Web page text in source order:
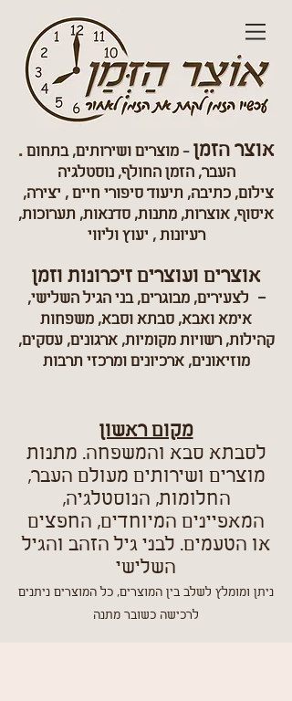
. אוצר הזמן - מוצרים ושירותים, בתחום
העבר, הזמן החולף, נוסטלגיה
צילום, כתיבה, תיעוד סיפורי חיים , יצירה,
איסוף, אוצרות, מתנות, סדנאות, תערוכות,
רעיונות , יעוץ וליווי
אוצרים ועוצרים זיכרונות וזמן
-
לצעירים, מבוגרים, בני הגיל השלישי,
אימא ואבא, סבתא וסבא, משפחות
קהילות, רשויות מקומיות, ארגונים, עסקים,
מוזיאונים, ארכיונים ומרכזי תרבות
מקום ראשון
לסבתא סבא והמשפחה. מתנות
מוצרים ושירותים מעולם העבר,
החלומות, הנוסטלגיה,
המאפיינים המיוחדים, החפצים
או הטעמים. לבני גיל הזהב והגיל
השלישי
ניתן ומומלץ לשלב בין המוצרים, כל המוצרים ניתנים
לרכישה כשובר מתנה